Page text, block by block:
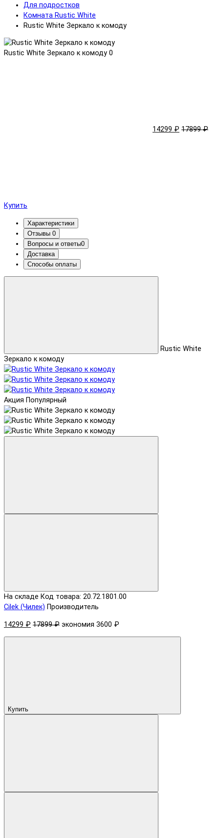
Для подростков
Комната Rustic White
Rustic White Зеркало к комоду
Rustic White Зеркало к комоду 0
14299 ₽ 17899 ₽
Купить
Характеристики
Отзывы 0
Вопросы и ответы0
Доставка
Способы оплаты
Rustic White
Зеркало к комоду
Акция Популярный
На складе Код товара: 20.72.1801.00
Cilek (Чилек) Производитель
14299 ₽ 17899 ₽ экономия 3600 ₽
Купить